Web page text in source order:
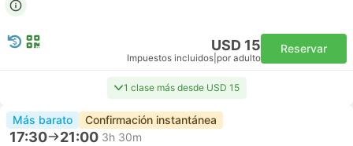
USD 15
Impuestos incluidos por adulto
Reservar
1 clase más desde USD 15
Más barato Confirmación instantánea
17:30 21:00 3h 30m